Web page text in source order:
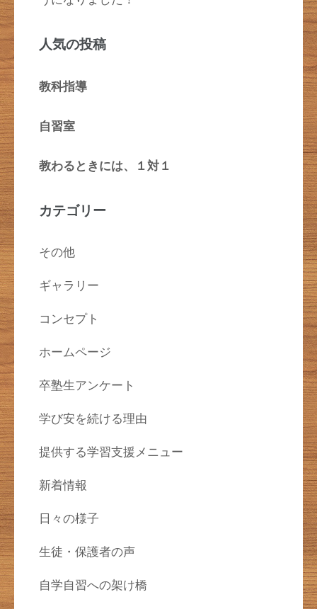
人気の投稿
教科指導
自習室
教わるときには、１対１
カテゴリー
その他
ギャラリー
コンセプト
ホームページ
卒塾生アンケート
学び安を続ける理由
提供する学習支援メニュー
新着情報
日々の様子
生徒・保護者の声
自学自習への架け橋